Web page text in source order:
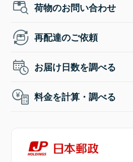
荷物のお問い合わせ
再配達のご依頼
お届け日数を調べる
料金を計算・調べる